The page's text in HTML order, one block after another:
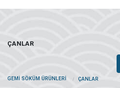
ÇANLAR
GEMI SÖKÜM ÜRÜNLERI ÇANLAR